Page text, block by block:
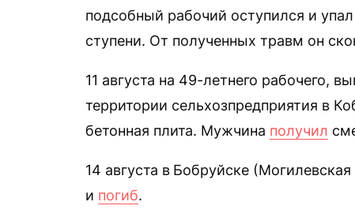
подсобный рабочий оступился и
ступени. От полученных травм он
11 августа на 49-летнего рабочего,
территории сельхозпредприятия в
бетонная плита. Мужчина получил
14 августа в Бобруйске
и погиб.